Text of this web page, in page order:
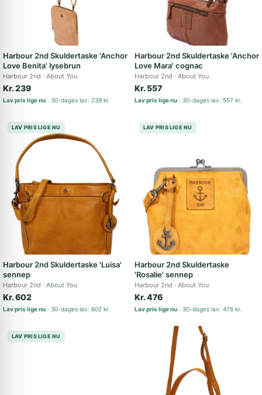
Harbour 2nd Skuldertaske 'Anchor
Love Benita' lysebrun
Harbour 2nd About You
Kr. 239
Lav pris lige nu 30-dages lav: 239 kr.
Harbour 2nd Skuldertaske 'Anchor
Love Mara' cognac
Harbour 2nd About You
Kr. 557
Lav pris lige nu 30-dages lav: 557 kr.
LAV PRIS LIGE NU
Harbour 2nd Skuldertaske 'Luisa'
sennep
Harbour 2nd About You
Kr. 602
Lav pris lige nu 30-dages lav: 602 kr.
LAV PRIS LIGE NU
Harbour 2nd Skuldertaske
'Rosalie' sennep
Harbour 2nd About You
Kr. 476
Lav pris lige nu 30-dages lav: 476 kr.
LAV PRIS LIGE NU